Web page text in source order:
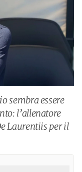
sembra essere
l’allenatore
Laurentiis per il